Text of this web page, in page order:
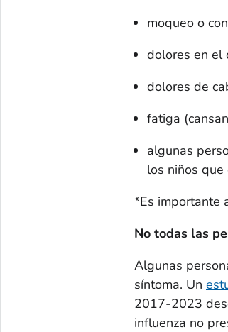
moqueo o
dolores en el
dolores de
fatiga
algunas
los niños
*Es importante
No todas las
Algunas
síntoma. Un
2017-2023
influenza no